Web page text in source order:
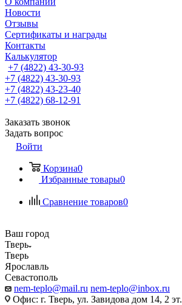
Новости
Отзывы
Сертификаты и награды
Контакты
Калькулятор
+7 (4822) 43-30-93
+7 (4822) 43-30-93
+7 (4822) 43-23-40
+7 (4822) 68-12-91
Заказать звонок
Задать вопрос
Войти
Корзина0
Избранные товары0
Сравнение товаров0
Ваш город
Тверь
Тверь
Ярославль
Севастополь
nem-teplo@mail.ru nem-teplo@inbox.ru
Офис: г. Тверь, ул. Завидова дом 14, 2 эт.